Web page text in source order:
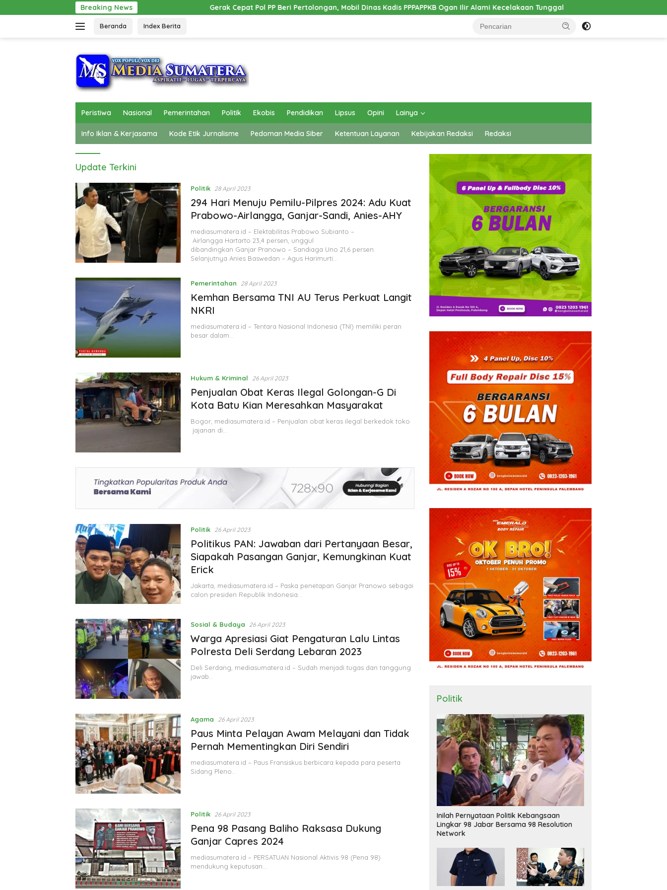
ke
Breaking NewsGerak Cepat Pol PP Beri Pertolongan, Mobil Dinas Kadis PPPAPPKB Ogan Ilir Alami Kecelakaan Tunggal Pembangunan Cathlab RSUD Hadrianus
Beranda Index Berita
Peristiwa Nasional Pemerintahan Politik Ekobis Pendidikan Lipsus Opini Lainya
Info Iklan & Kerjasama Kode Etik Jurnalisme Pedoman Media Siber Ketentuan Layanan Kebijakan Redaksi Redaksi
MediaSumatera
Update Terkini
Politik 28 April 2023
294 Hari Menuju Pemilu-Pilpres 2024: Adu Kuat
Prabowo-Airlangga, Ganjar-Sandi, Anies-AHY
mediasumatera.id – Elektabilitas Prabowo Subianto –
Airlangga Hartarto 23,4 persen, unggul
dibandingkan Ganjar Pranowo – Sandiaga Uno 21,6 persen.
Selanjutnya Anies Baswedan – Agus Harimurti…
Pemerintahan 28 April 2023
Kemhan Bersama TNI AU Terus Perkuat Langit
NKRI
mediasumatera.id – Tentara Nasional Indonesia (TNI) memiliki peran
besar dalam…
Hukum & Kriminal 26 April 2023
Penjualan Obat Keras Ilegal Golongan-G Di
Kota Batu Kian Meresahkan Masyarakat
Bogor, mediasumatera.id – Penjualan obat keras ilegal berkedok toko
jajanan di…
Politik 26 April 2023
Politikus PAN: Jawaban dari Pertanyaan Besar,
Siapakah Pasangan Ganjar, Kemungkinan Kuat
Erick
Jakarta, mediasumatera.id – Paska penetapan Ganjar Pranowo sebagai
calon presiden Republik Indonesia…
Sosial & Budaya 26 April 2023
Warga Apresiasi Giat Pengaturan Lalu Lintas
Polresta Deli Serdang Lebaran 2023
Deli Serdang, mediasumatera.id – Sudah menjadi tugas dan tanggung
jawab…
Agama 26 April 2023
Paus Minta Pelayan Awam Melayani dan Tidak
Pernah Mementingkan Diri Sendiri
mediasumatera.id – Paus Fransiskus berbicara kepada para peserta
Sidang Pleno…
Politik 26 April 2023
Pena 98 Pasang Baliho Raksasa Dukung
Ganjar Capres 2024
mediasumatera.id – PERSATUAN Nasional Aktivis 98 (Pena 98)
mendukung keputusan…
Politik
Inilah Pernyataan Politik Kebangsaan
Lingkar 98 Jabar Bersama 98 Resolution
Network